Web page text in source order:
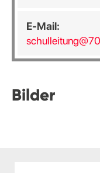
E-Mail:
Bilder